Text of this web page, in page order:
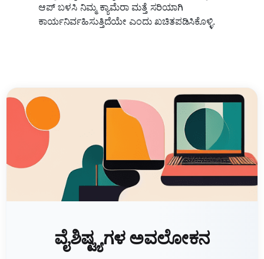
ಆಪ್ ಬಳಸಿ ನಿಮ್ಮ ಕ್ಯಾಮೆರಾ ಮತ್ತೆ ಸರಿಯಾಗಿ
ಕಾರ್ಯನಿರ್ವಹಿಸುತ್ತಿದೆಯೇ ಎಂದು ಖಚಿತಪಡಿಸಿಕೊಳ್ಳಿ.
ವೈಶಿಷ್ಟ್ಯಗಳ ಅವಲೋಕನ